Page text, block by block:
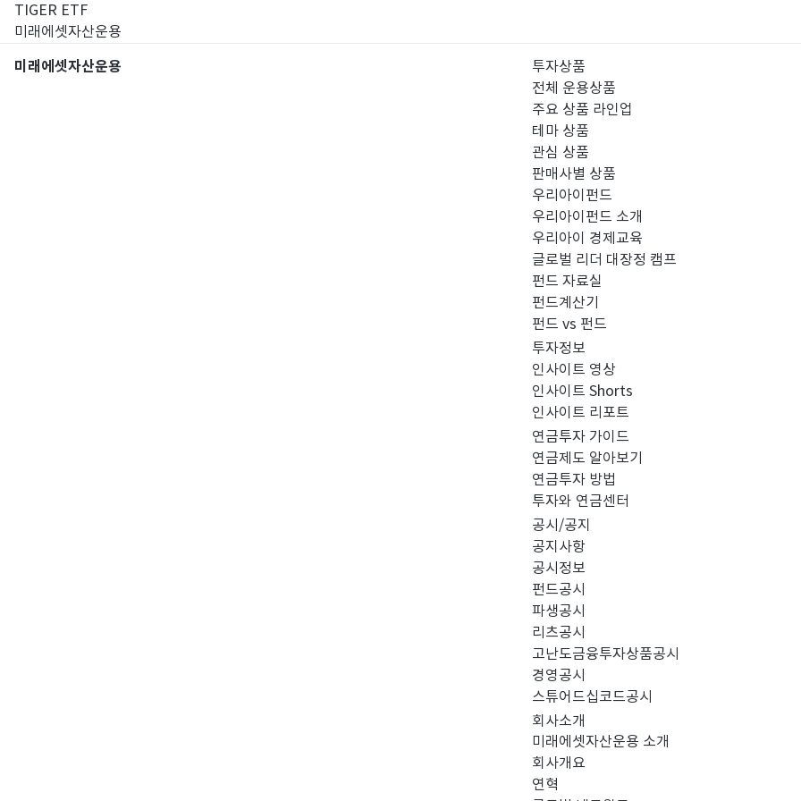
TIGER ETF
미래에셋자산운용
미래에셋자산운용
투자상품
전체 운용상품
주요 상품 라인업
테마 상품
관심 상품
판매사별 상품
우리아이펀드
우리아이펀드 소개
우리아이 경제교육
글로벌 리더 대장정 캠프
펀드 자료실
펀드계산기
펀드 vs 펀드
투자정보
인사이트 영상
인사이트 Shorts
인사이트 리포트
연금투자 가이드
연금제도 알아보기
연금투자 방법
투자와 연금센터
공시/공지
공지사항
공시정보
펀드공시
파생공시
리츠공시
고난도금융투자상품공시
경영공시
스튜어드십코드공시
회사소개
미래에셋자산운용 소개
회사개요
연혁
PICK 인사이트 (0)
경영공시 (0)
검색 결과가 없습니다.